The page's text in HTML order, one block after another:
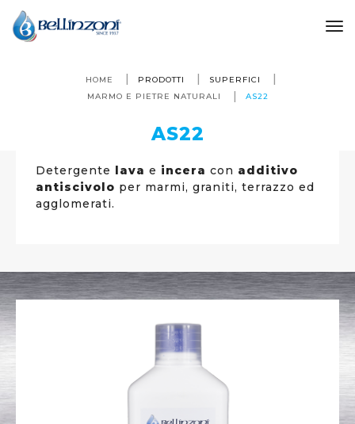
HOME PRODOTTI
SUPERFICI
MARMO E PIETRE NATURALI
AS22
AS22
Detergente lava e incera con additivo
antiscivolo per marmi, graniti, terrazzo ed
agglomerati.